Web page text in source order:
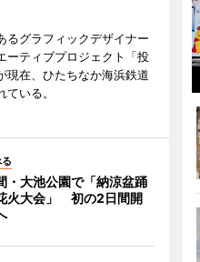
るグラフィックデザイナー
ーティブプロジェクト「投
現在、ひたちなか海浜鉄道
いる。
・大池公園で「納涼盆踊
火大会」 初の2日間開